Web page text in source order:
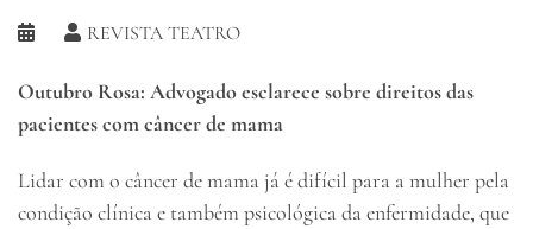
REVISTA TEATRO
Outubro Rosa: Advogado esclarece sobre direitos das
pacientes com câncer de mama
Lidar com o câncer de mama já é difícil para a mulher pela
condição clínica e também psicológica da enfermidade, que